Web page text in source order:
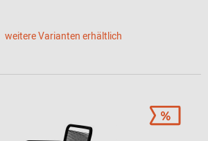
weitere Varianten erhältlich